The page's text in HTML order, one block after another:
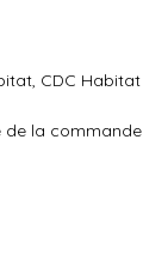
CDC Habitat
de la commande